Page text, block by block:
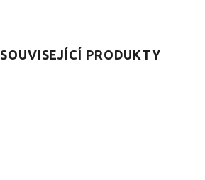
SOUVISEJÍCÍ PRODUKTY